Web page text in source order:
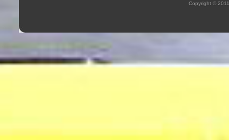
Copyright ©